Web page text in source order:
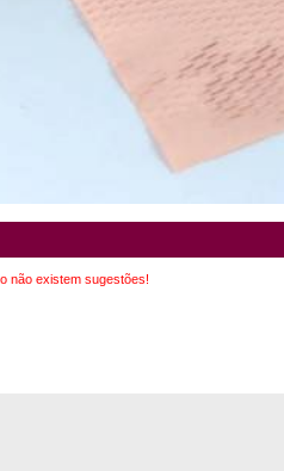
não existem sugestões!